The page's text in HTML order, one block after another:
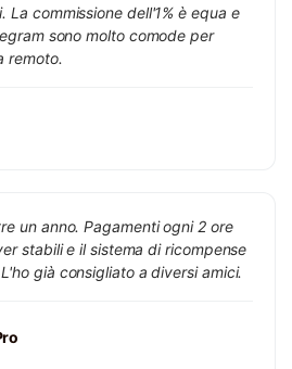
La commissione dell'1% è equa e
sono molto comode per
remoto.
un anno. Pagamenti ogni 2 ore
stabili e il sistema di ricompense
già consigliato a diversi amici.